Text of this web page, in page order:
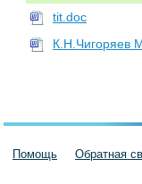
tit.doc
К.Н.Чигоряев
Помощь Обратная